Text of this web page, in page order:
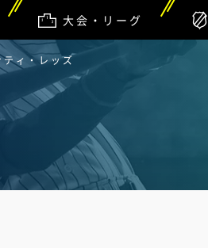
大会・リーグ
ィ・レッズ